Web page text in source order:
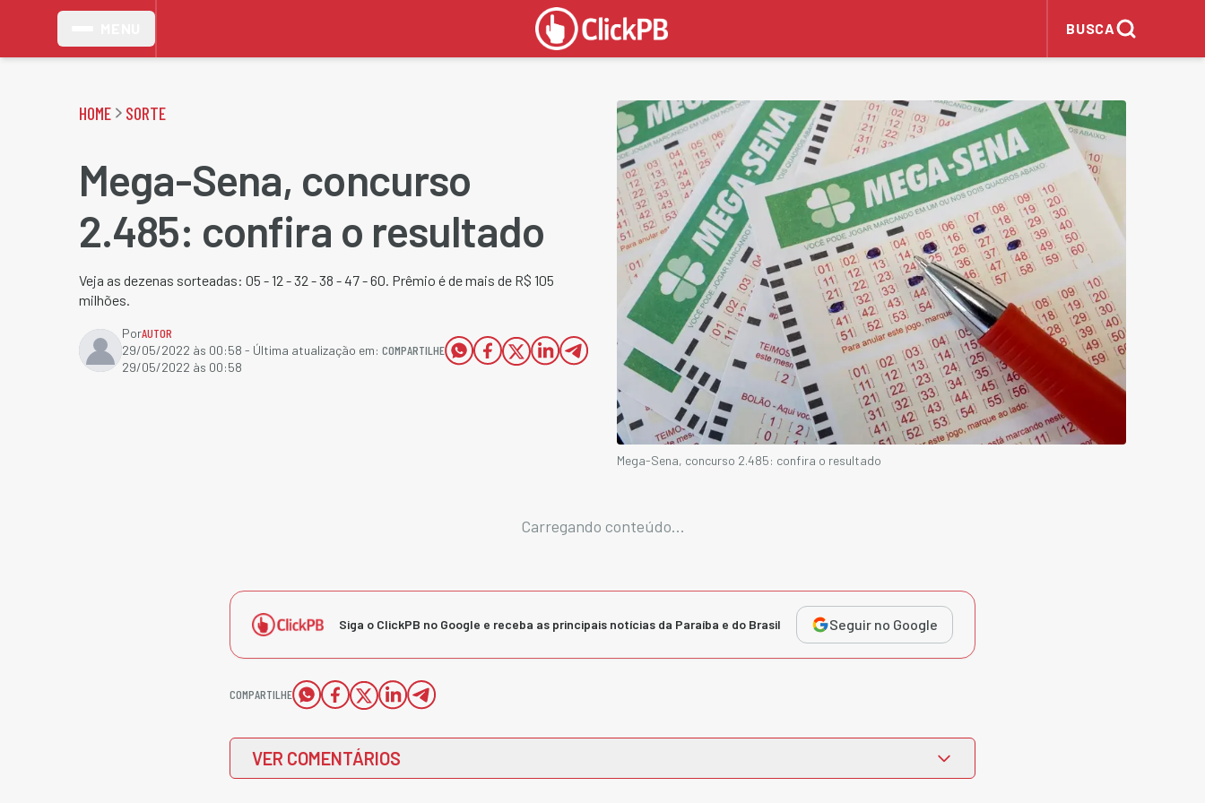
BUSCA
HOME SORTE
Mega-Sena, concurso
2.485: confira o resultado
Veja as dezenas sorteadas: 05 - 12 - 32 - 38 - 47 - 60. Prêmio é de mais de R$ 105
milhões.
PorAUTOR
29/05/2022 às 00:58 - Última atualização em:
29/05/2022 às 00:58
COMPARTILHE
Mega-Sena, concurso 2.485: confira o resultado
Carregando conteúdo...
Siga o ClickPB no Google e receba as principais notícias da Paraíba e do Brasil Seguir no Google
COMPARTILHE
VER COMENTÁRIOS